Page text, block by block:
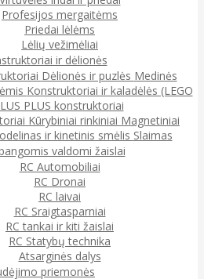
Profesijos mergaitėms
Priedai lėlėms
Lėlių vežimėliai
ir dėlionės
Dėlionės ir puzlės Medinės
Konstruktoriai ir kaladėlės (LEGO
PLUS konstruktoriai
Kūrybiniai rinkiniai Magnetiniai
ir kinetinis smėlis Slaimas
valdomi žaislai
RC Automobiliai
RC Dronai
RC laivai
RC Sraigtasparniai
RC tankai ir kiti žaislai
RC Statybų technika
Atsarginės dalys
priemonės